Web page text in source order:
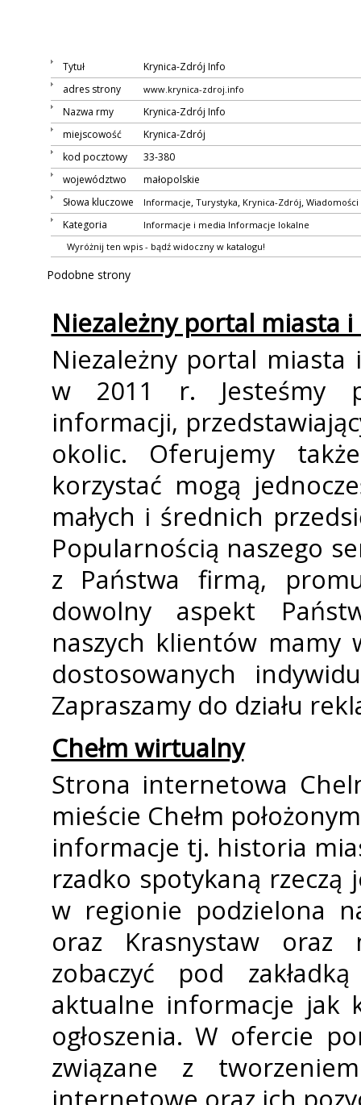
Tytuł
Krynica-Zdrój Info
adres strony
www.krynica-zdroj.info
Nazwa firmy
Krynica-Zdrój Info
miejscowość
Krynica-Zdrój
kod pocztowy
33-380
województwo
małopolskie
Słowa kluczowe
Informacje, Turystyka, Krynica-Zdrój, Wiadomości
Kategoria Informacje i media Informacje lokalne
Wyróżnij ten wpis - bądź widoczny w katalogu!
Podobne strony
Niezależny portal miasta
Niezależny portal miasta
w 2011 r. Jesteśmy
informacji,
okolic. Oferujemy
korzystać mogą
małych i średnich
Popularnością naszego
z Państwa firmą,
dowolny aspekt
naszych klientów mamy
dostosowanych
Zapraszamy do działu
Chełm wirtualny
Strona internetowa
mieście Chełm
informacje tj. historia
rzadko spotykaną
w regionie podzielona
oraz Krasnystaw oraz
zobaczyć pod
aktualne informacje jak
ogłoszenia. W ofercie
związane z